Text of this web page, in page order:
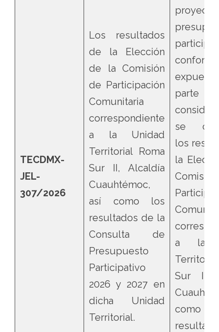
TECDMX-
JEL-
307/2026
Los resultados
de la Elección
de la Comisión
de Participación
Comunitaria
correspondiente
a la Unidad
Territorial Roma
Sur II, Alcaldía
Cuauhtémoc,
así como los
resultados de la
Consulta de
Presupuesto
Participativo
2026 y 2027 en
dicha Unidad
Territorial.
parte
se
los
la
a la
Sur II,